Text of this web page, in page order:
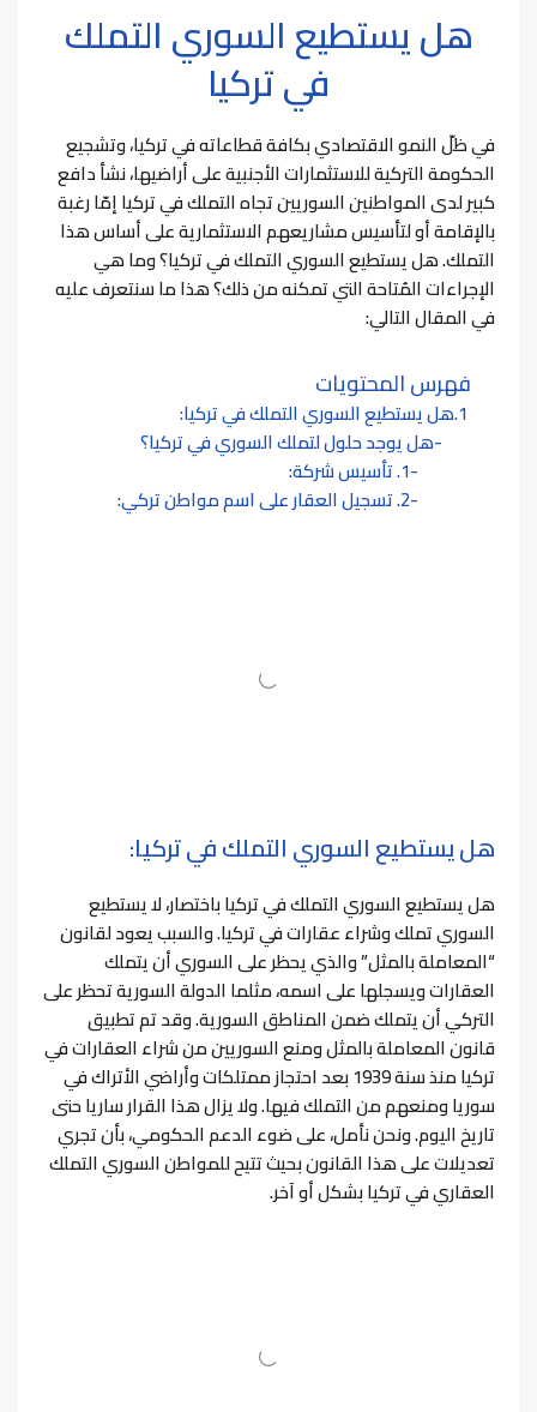
هل يستطيع السوري التملك
في تركيا
في ظلّ النمو الاقتصادي بكافة قطاعاته في تركيا، وتشجيع
الحكومة التركية للاستثمارات الأجنبية على أراضيها، نشأ دافع
كبير لدى المواطنين السوريين تجاه التملك في تركيا إمّا رغبة
بالإقامة أو لتأسيس مشاريعهم الاستثمارية على أساس هذا
التملك.هل يستطيع السوري التملك في تركيا؟ وما هي
الإجراءات المُتاحة التي تمكنه من ذلك؟هذا ما سنتعرف عليه
في المقال التالي:
فهرس المحتويات
هل يستطيع السوري التملك في تركيا:
هل يوجد حلول لتملك السوري في تركيا؟
1. تأسيس شركة:
2. تسجيل العقار على اسم مواطن تركي:
هل يستطيع السوري التملك في تركيا:
هل يستطيع السوري التملك في تركيا باختصار، لا يستطيع
السوري تملك وشراء عقارات في تركيا. والسبب يعود لقانون
“المعاملة بالمثل” والذي يحظر على السوري أن يتملك
العقارات ويسجلها على اسمه، مثلما الدولة السورية تحظر على
التركي أن يتملك ضمن المناطق السورية. وقد تم تطبيق
قانون المعاملة بالمثل ومنع السوريين من شراء العقارات في
تركيا منذ سنة 1939 بعد احتجاز ممتلكات وأراضي الأتراك في
سوريا ومنعهم من التملك فيها. ولا يزال هذا القرار ساريا حتى
تاريخ اليوم. ونحن نأمل، على ضوء الدعم الحكومي، بأن تجري
تعديلات على هذا القانون بحيث تتيح للمواطن السوري التملك
العقاري في تركيا بشكل أو آخر.